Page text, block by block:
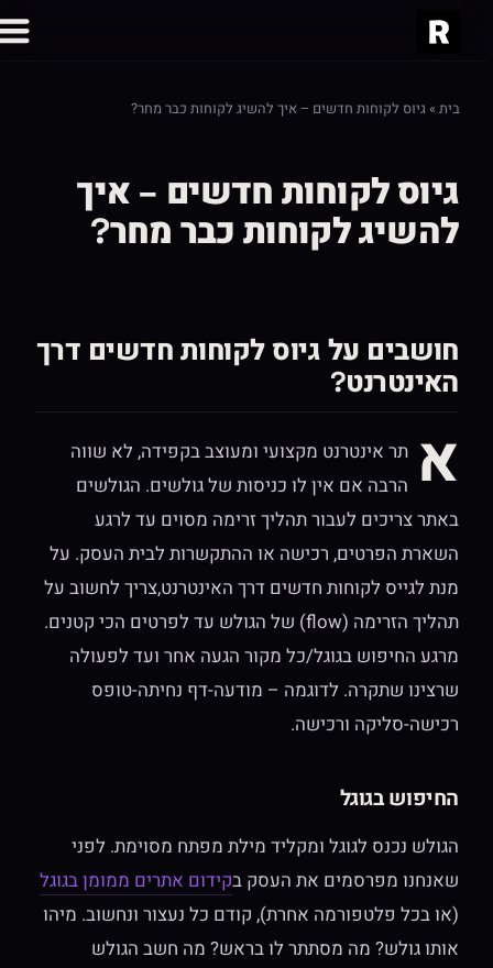
בית»גיוס לקוחות חדשים – איך להשיג לקוחות כבר מחר?
גיוס לקוחות חדשים – איך
להשיג לקוחות כבר מחר?
חושבים על גיוס לקוחות חדשים דרך
האינטרנט?
א תר אינטרנט מקצועי ומעוצב בקפידה, לא שווה
הרבה אם אין לו כניסות של גולשים. הגולשים
באתר צריכים לעבור תהליך זרימה מסוים עד לרגע
השארת הפרטים, רכישה או ההתקשרות לבית העסק. על
מנת לגייס לקוחות חדשים דרך האינטרנט,צריך לחשוב על
תהליך הזרימה (flow) של הגולש עד לפרטים הכי קטנים.
מרגע החיפוש בגוגל/כל מקור הגעה אחר ועד לפעולה
שרצינו שתקרה. לדוגמה – מודעה-דף נחיתה-טופס
רכישה-סליקה ורכישה.
החיפוש בגוגל
הגולש נכנס לגוגל ומקליד מילת מפתח מסוימת. לפני
שאנחנו מפרסמים את העסק בקידום אתרים ממומן בגוגל
(או בכל פלטפורמה אחרת), קודם כל נעצור ונחשוב. מיהו
אותו גולש? מה מסתתר לו בראש? מה חשב הגולש